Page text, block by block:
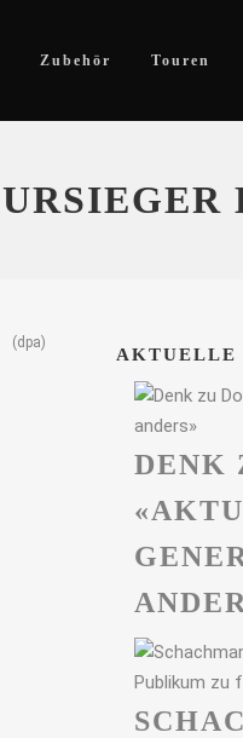
Zubehör Touren
(dpa)
AKTUELLE
DENK